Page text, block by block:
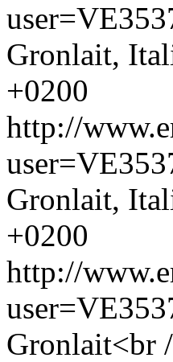
Gronlait,
+0200
http://
Gronlait,
+0200
http://
Gronlait<br